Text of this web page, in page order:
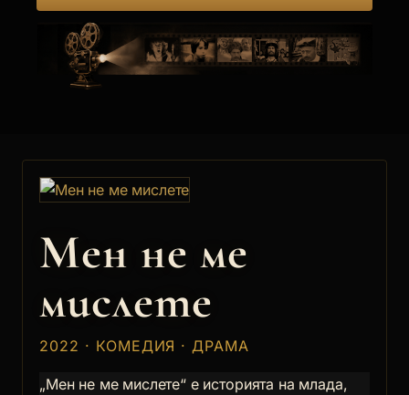
Мен не ме
мислете
2022 · КОМЕДИЯ · ДРАМА
„Мен не ме мислете“ е историята на млада,